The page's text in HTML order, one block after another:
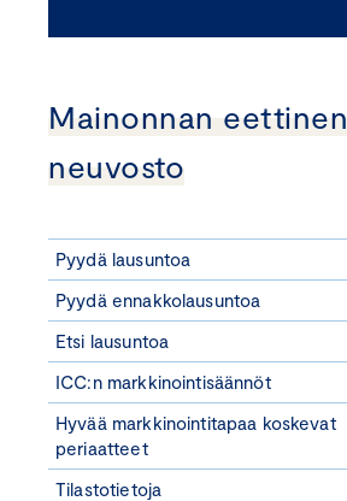
Mainonnan eettinen
neuvosto
Pyydä lausuntoa
Pyydä ennakkolausuntoa
Etsi lausuntoa
ICC:n markkinointisäännöt
Hyvää markkinointitapaa koskevat
periaatteet
Tilastotietoja